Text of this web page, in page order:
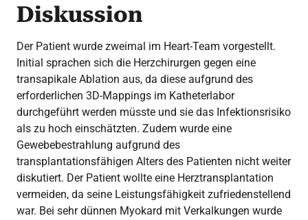
Diskussion
Der Patient wurde zweimal im Heart-Team vorgestellt.
Initial sprachen sich die Herzchirurgen gegen eine
transapikale Ablation aus, da diese aufgrund des
erforderlichen 3D-Mappings im Katheterlabor
durchgeführt werden müsste und sie das Infektionsrisiko
als zu hoch einschätzten. Zudem wurde eine
Gewebebestrahlung aufgrund des
transplantationsfähigen Alters des Patienten nicht weiter
diskutiert. Der Patient wollte eine Herztransplantation
vermeiden, da seine Leistungsfähigkeit zufriedenstellend
war. Bei sehr dünnen Myokard mit Verkalkungen wurde